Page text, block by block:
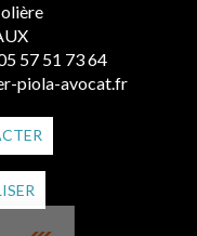
57 51 73 64
piola-avocat.fr